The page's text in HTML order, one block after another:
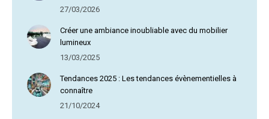
27/03/2026
Créer une ambiance inoubliable avec du mobilier
lumineux
13/03/2025
Tendances 2025 : Les tendances évènementielles à
connaître
21/10/2024